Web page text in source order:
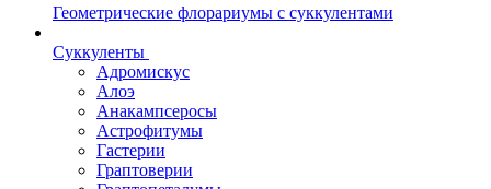
Геометрические флорариумы с суккулентами
Суккуленты
Адромискус
Алоэ
Анакампсеросы
Астрофитумы
Гастерии
Граптоверии